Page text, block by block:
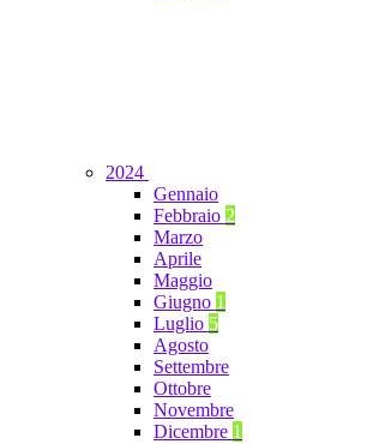
2024
Gennaio
Febbraio 2
Marzo
Aprile
Maggio
Giugno 1
Luglio 5
Agosto
Settembre
Ottobre
Novembre
Dicembre 1